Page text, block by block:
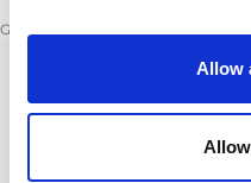
Allow
GeneralConditionsofPurchase.pdf
AMADA is een wereldwijd